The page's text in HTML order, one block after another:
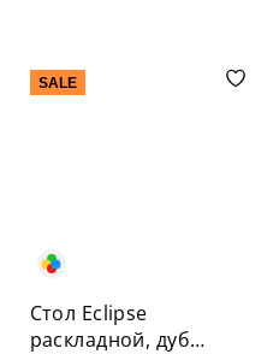
SALE
Стол Eclipse
раскладной, дуб